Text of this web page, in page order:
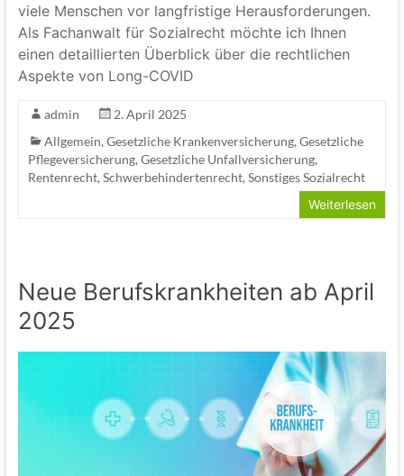
viele Menschen vor langfristige Herausforderungen.
Als Fachanwalt für Sozialrecht möchte ich Ihnen
einen detaillierten Überblick über die rechtlichen
Aspekte von Long-COVID
admin
2. April 2025
Allgemein, Gesetzliche Krankenversicherung, Gesetzliche
Pflegeversicherung, Gesetzliche Unfallversicherung,
Rentenrecht, Schwerbehindertenrecht, Sonstiges Sozialrecht
Weiterlesen
Neue Berufskrankheiten ab April
2025